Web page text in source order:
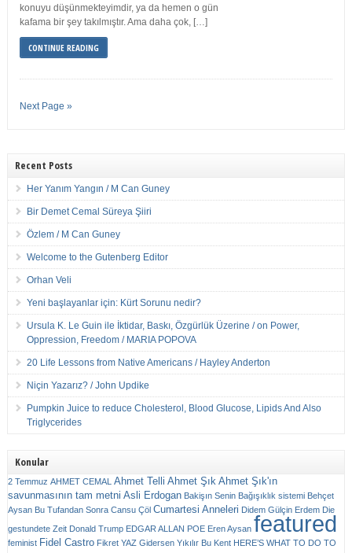
konuyu düşünmekteyimdir, ya da hemen o gün
kafama bir şey takılmıştır. Ama daha çok, […]
CONTINUE READING
Next Page »
Recent Posts
Her Yanım Yangın / M Can Guney
Bir Demet Cemal Süreya Şiiri
Özlem / M Can Guney
Welcome to the Gutenberg Editor
Orhan Veli
Yeni başlayanlar için: Kürt Sorunu nedir?
Ursula K. Le Guin ile İktidar, Baskı, Özgürlük Üzerine / on Power,
Oppression, Freedom / MARIA POPOVA
20 Life Lessons from Native Americans / Hayley Anderton
Niçin Yazarız? / John Updike
Pumpkin Juice to reduce Cholesterol, Blood Glucose, Lipids And Also
Triglycerides
Konular
2 Temmuz AHMET CEMAL Ahmet Telli Ahmet Şık Ahmet Şık'ın
savunmasının tam metni Asli Erdogan Bakişın Senin Bağışıklık sistemi Behçet
Aysan Bu Tufandan Sonra Cansu Çöl Cumartesi Anneleri Didem Gülçin Erdem Die
gestundete Zeit Donald Trump EDGAR ALLAN POE Eren Aysan featured
feminist Fidel Castro Fikret YAZ Gidersen Yıkılır Bu Kent HERE’S WHAT TO DO TO